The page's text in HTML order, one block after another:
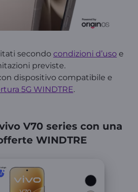
secondo condizioni d’uso e
previste.
dispositivo compatibile e
5G WINDTRE.
V70 series con una
WINDTRE